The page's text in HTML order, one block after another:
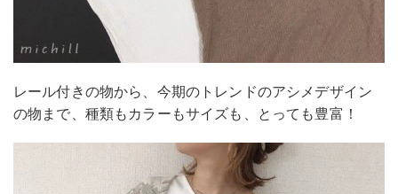
レール付きの物から、今期のトレンドのアシメデザイン
の物まで、種類もカラーもサイズも、とっても豊富！